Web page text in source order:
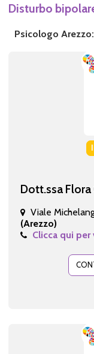
Disturbo
Psicologo
Dott.ssa Flora
Viale
(Arezzo)
Clicca qui